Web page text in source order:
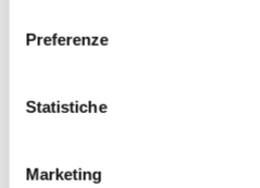
Preferenze
Statistiche
Marketing
BANCARIA N. 1/2022